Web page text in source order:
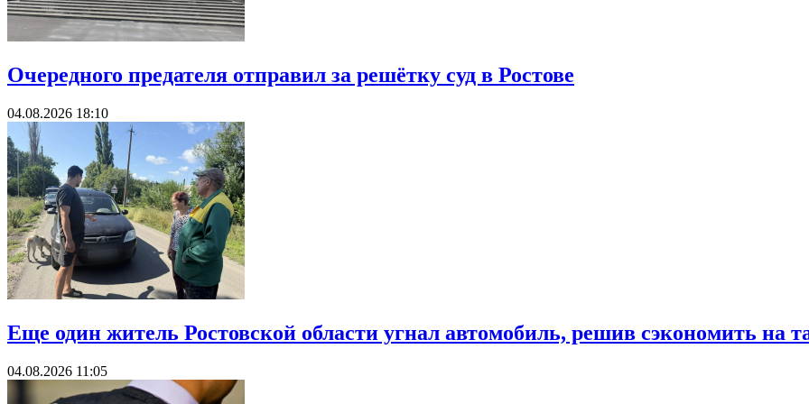
Очередного предателя отправил за решётку суд в Ростове
04.08.2026 18:10
Еще один житель Ростовской области угнал автомобиль, решив сэкономить на
04.08.2026 11:05